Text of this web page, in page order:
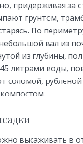
придерживая за
грунтом,
По
вал из
из глубины,
литрами воды,
соломой,
высаживать в